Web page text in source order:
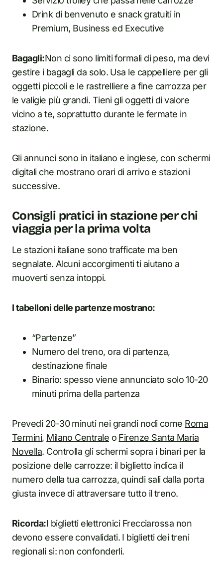
Drink di benvenuto e snack gratuiti in
Premium, Business ed Executive
Bagagli:Non ci sono limiti formali di peso, ma devi
gestire i bagagli da solo. Usa le cappelliere per gli
oggetti piccoli e le rastrelliere a fine carrozza per
le valigie più grandi. Tieni gli oggetti di valore
vicino a te, soprattutto durante le fermate in
stazione.
Gli annunci sono in italiano e inglese, con schermi
digitali che mostrano orari di arrivo e stazioni
successive.
Consigli pratici in stazione per chi
viaggia per la prima volta
Le stazioni italiane sono trafficate ma ben
segnalate. Alcuni accorgimenti ti aiutano a
muoverti senza intoppi.
I tabelloni delle partenze mostrano:
“Partenze”
Numero del treno, ora di partenza,
destinazione finale
Binario: spesso viene annunciato solo 10-20
minuti prima della partenza
Prevedi 20-30 minuti nei grandi nodi come Roma
Termini, Milano Centrale o Firenze Santa Maria
Novella. Controlla gli schermi sopra i binari per la
posizione delle carrozze: il biglietto indica il
numero della tua carrozza, quindi sali dalla porta
giusta invece di attraversare tutto il treno.
Ricorda:I biglietti elettronici Frecciarossa non
devono essere convalidati. I biglietti dei treni
regionali sì: non confonderli.